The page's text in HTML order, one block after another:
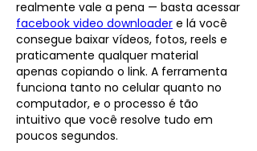
facebook video downloader e lá você
consegue baixar vídeos, fotos, reels e
praticamente qualquer material
apenas copiando o link. A ferramenta
funciona tanto no celular quanto no
computador, e o processo é tão
intuitivo que você resolve tudo em
poucos segundos.